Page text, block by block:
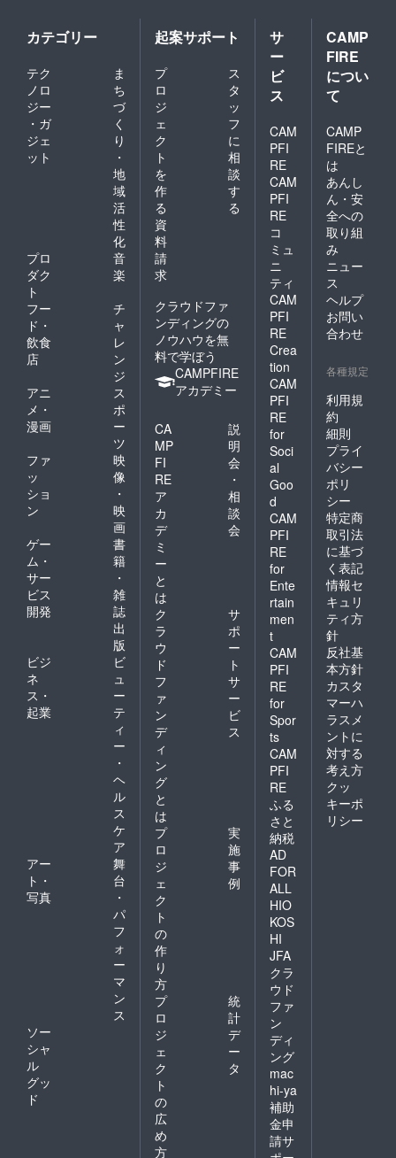
カテゴリー
テク
ノロ
ジー
・ガ
ジェ
ット
ま
ち
づ
く
り
・
地
域
活
性
化
プロ
ダク
ト
音
楽
フー
ド・
飲食
店
チ
ャ
レ
ン
ジ
アニ
メ・
漫画
ス
ポ
ー
ツ
ファ
ッ
ショ
ン
映
像
・
映
画
ゲー
ム・
サー
ビス
開発
書
籍
・
雑
誌
出
版
ビジ
ネ
ス・
起業
ビ
ュ
ー
テ
ィ
ー
・
ヘ
ル
ス
ケ
ア
アー
ト・
写真
舞
台
・
パ
フ
ォ
ー
マ
ン
ス
ソー
シャ
ル
グッ
ド
起案サポート
プ
ロ
ジ
ェ
ク
ト
を
作
る
ス
タ
ッ
フ
に
相
談
す
る
資
料
請
求
クラウドファ
ンディングの
ノウハウを無
料で学ぼう
CAMPFIRE
アカデミー
CA
MP
FI
RE
ア
カ
デ
ミ
ー
と
は
説
明
会
・
相
談
会
ク
ラ
ウ
ド
フ
ァ
ン
デ
ィ
ン
グ
と
は
サ
ポ
ー
ト
サ
ー
ビ
ス
プ
ロ
ジ
ェ
ク
ト
の
作
り
方
実
施
事
例
プ
ロ
ジ
ェ
ク
ト
の
広
め
方
統
計
デ
ー
タ
サ
ー
ビ
ス
CAM
PFI
RE
CAM
PFI
RE
コ
ミュ
ニ
ティ
CAM
PFI
RE
Crea
tion
CAM
PFI
RE
for
Soci
al
Goo
d
CAM
PFI
RE
for
Ente
rtain
men
t
CAM
PFI
RE
for
Spor
ts
CAM
PFI
RE
ふる
さと
納税
AD
FOR
ALL
HIO
KOS
HI
JFA
クラ
ウド
ファ
ン
ディ
ング
mac
hi-ya
補助
金申
請サ
CAMP
FIRE
につい
て
CAMP
FIREと
は
あんし
ん・安
全への
取り組
み
ニュー
ス
ヘルプ
お問い
合わせ
各種規定
利用規
約
細則
プライ
バシー
ポリ
シー
特定商
取引法
に基づ
く表記
情報セ
キュリ
ティ方
針
反社基
本方針
カスタ
マーハ
ラスメ
ントに
対する
考え方
クッ
キーポ
リシー